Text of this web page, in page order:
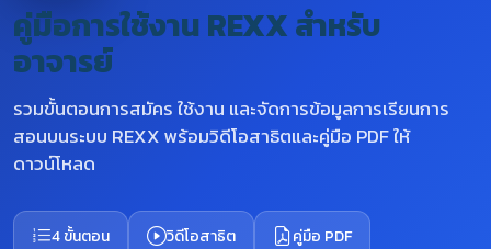
คู่มือการใช้งาน REXX สำหรับ
อาจารย์
รวมขั้นตอนการสมัคร ใช้งาน และจัดการข้อมูลการเรียนการ
สอนบนระบบ REXX พร้อมวิดีโอสาธิตและคู่มือ PDF ให้
ดาวน์โหลด
4 ขั้นตอน วิดีโอสาธิต คู่มือ PDF